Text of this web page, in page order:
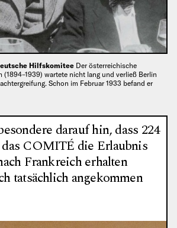
Hilfskomitee Der österreichische
(1894–1939) wartete nicht lang und verließ Berlin
Schon im Februar 1933 befand er
darauf hin, dass 224
COMITÉ die Erlaubnis
Frankreich erhalten
tatsächlich angekommen